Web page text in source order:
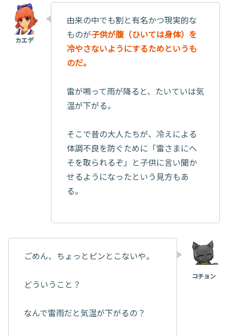
由来の中でも割と有名かつ現実的な
ものが子供が腹（ひいては身体）を
冷やさないようにするためというも
のだ。
雷が鳴って雨が降ると、たいていは気
温が下がる。
そこで昔の大人たちが、冷えによる
体調不良を防ぐために「雷さまにへ
そを取られるぞ」と子供に言い聞か
せるようになったという見方もあ
る。
ごめん、ちょっとピンとこないや。
どういうこと？
なんで雷雨だと気温が下がるの？